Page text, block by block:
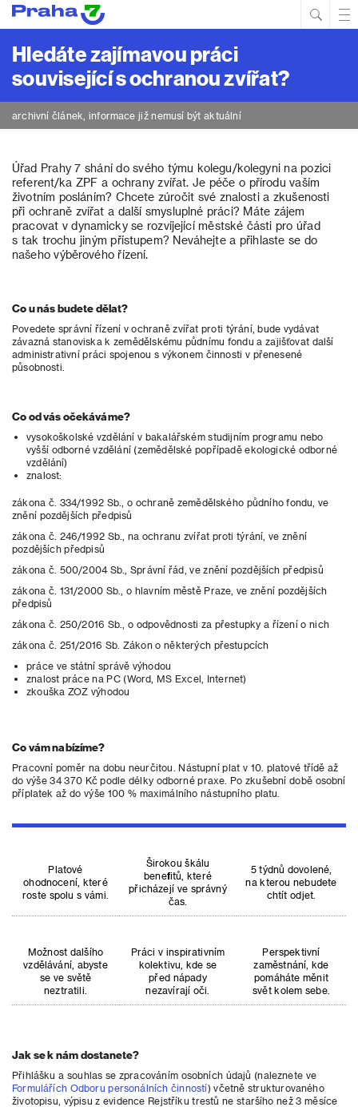
Hledáte zajímavou práci
související s ochranou zvířat?
archivní článek, informace již nemusí být aktuální
Úřad Prahy 7 shání do svého týmu kolegu/kolegyni na pozici
referent/ka ZPF a ochrany zvířat. Je péče o přírodu vaším
životním posláním? Chcete zúročit své znalosti a zkušenosti
při ochraně zvířat a další smysluplné práci? Máte zájem
pracovat v dynamicky se rozvíjející městské části pro úřad
s tak trochu jiným přístupem? Neváhejte a přihlaste se do
našeho výběrového řízení.
Co u nás budete dělat?
Povedete správní řízení v ochraně zvířat proti týrání, bude vydávat
závazná stanoviska k zemědělskému půdnímu fondu a zajišťovat další
administrativní práci spojenou s výkonem činnosti v přenesené
působnosti.
Co od vás očekáváme?
vysokoškolské vzdělání v bakalářském studijním programu nebo
vyšší odborné vzdělání (zemědělské popřípadě ekologické odborné
vzdělání)
znalost:
zákona č. 334/1992 Sb., o ochraně zemědělského půdního fondu, ve
znění pozdějších předpisů
zákona č. 246/1992 Sb., na ochranu zvířat proti týrání, ve znění
pozdějších předpisů
zákona č. 500/2004 Sb., Správní řád, ve znění pozdějších předpisů
zákona č. 131/2000 Sb., o hlavním městě Praze, ve znění pozdějších
předpisů
zákona č. 250/2016 Sb., o odpovědnosti za přestupky a řízení o nich
zákona č. 251/2016 Sb. Zákon o některých přestupcích
práce ve státní správě výhodou
znalost práce na PC (Word, MS Excel, Internet)
zkouška ZOZ výhodou
Co vám nabízíme?
Pracovní poměr na dobu neurčitou. Nástupní plat v 10. platové třídě až
do výše 34 370 Kč podle délky odborné praxe. Po zkušební době osobní
příplatek až do výše 100 % maximálního nástupního platu.
Platové
ohodnocení, které
roste spolu s vámi.
Širokou škálu
benefitů, které
přicházejí ve správný
čas.
5 týdnů dovolené,
na kterou nebudete
chtít odjet.
Možnost dalšího
vzdělávání, abyste
se ve světě
neztratili.
Práci v inspirativním
kolektivu, kde se
před nápady
nezavírají oči.
Perspektivní
zaměstnání, kde
pomáháte měnit
svět kolem sebe.
Jak se k nám dostanete?
Přihlášku a souhlas se zpracováním osobních údajů (naleznete ve
Formulářích Odboru personálních činností) včetně strukturovaného
životopisu, výpisu z evidence Rejstříku trestů ne staršího než 3 měsíce